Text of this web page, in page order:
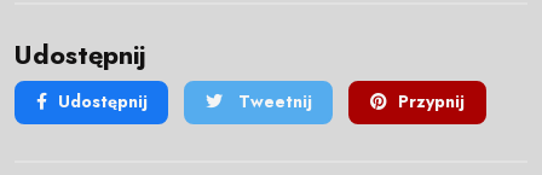
Udostępnij
Udostępnij Tweetnij Przypnij